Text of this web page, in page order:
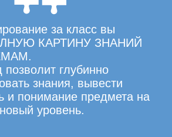
за класс вы
КАРТИНУ ЗНАНИЙ
позволит глубинно
знания, вывести
и понимание предмета на
уровень.